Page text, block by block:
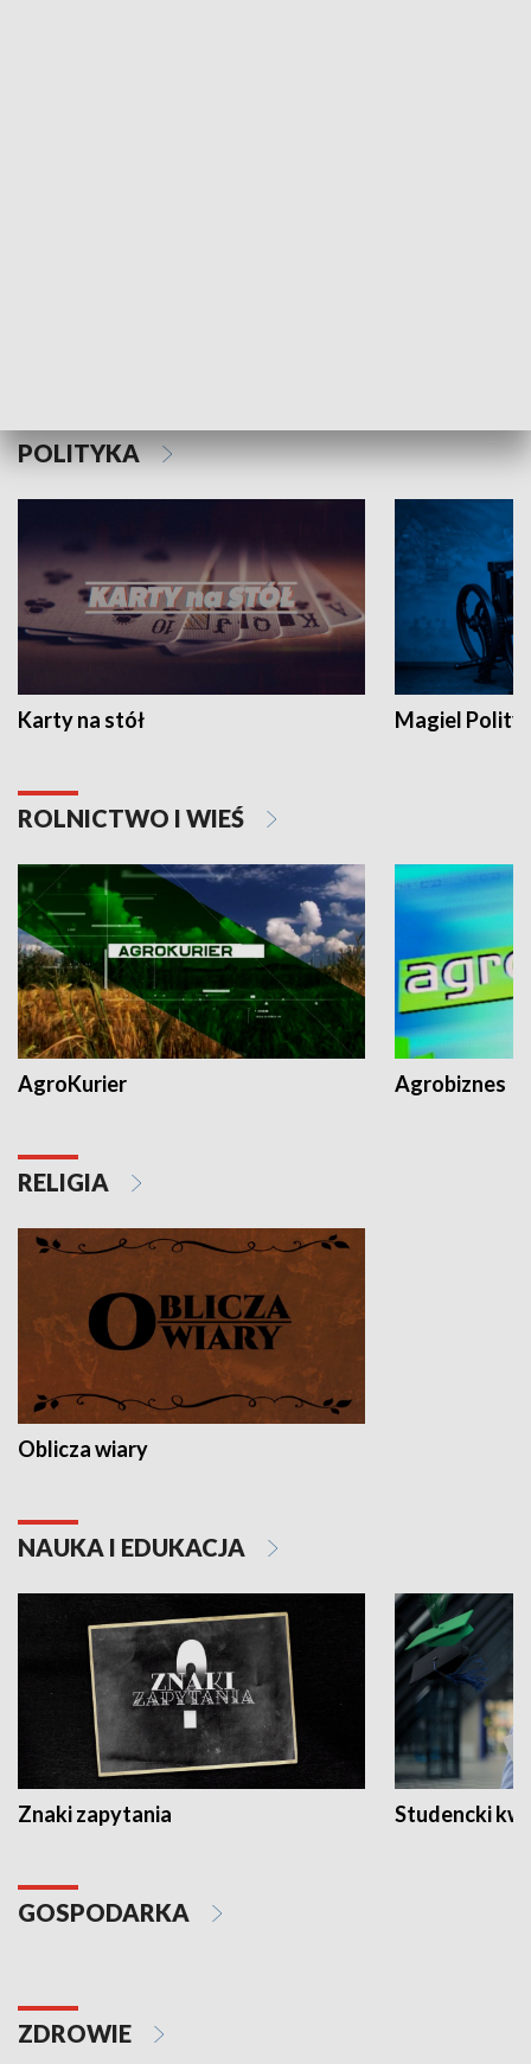
POLITYKA
Karty na stół Magiel
ROLNICTWO I WIEŚ
AgroKurier Agrobiznes
RELIGIA
Oblicza wiary
NAUKA I EDUKACJA
Znaki zapytania Studencki
GOSPODARKA
ZDROWIE